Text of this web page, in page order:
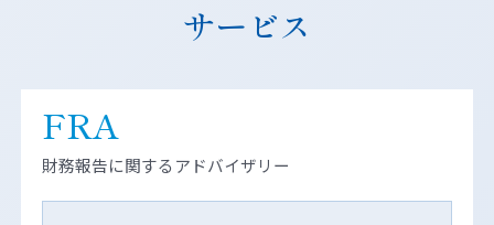
サービス
FRA
財務報告に関するアドバイザリー